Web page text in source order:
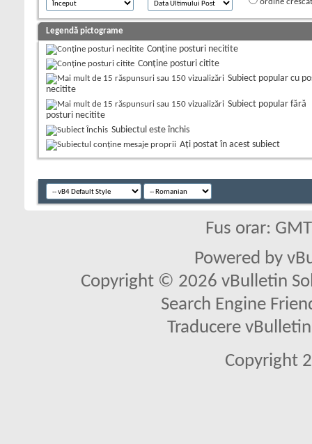
Legendă pictograme
Conține posturi necitite
Conține posturi citite
Subiect popular cu
necitite
Subiect popular fără
posturi necitite
Subiectul este închis
Aţi postat în acest subiect
Fus orar:
Powered by
Copyright © 2026 vBulletin
Search Engine
Traducere
Copyright